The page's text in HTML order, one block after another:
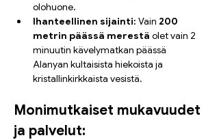
olohuone.
Ihanteellinen sijainti: Vain 200
metrin päässä merestä olet vain 2
minuutin kävelymatkan päässä
Alanyan kultaisista hiekoista ja
kristallinkirkkaista vesistä.
Monimutkaiset mukavuudet
ja palvelut: